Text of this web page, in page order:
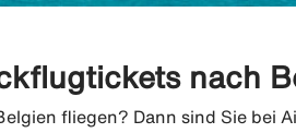
nach
fliegen? Dann sind Sie bei